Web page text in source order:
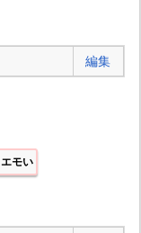
編集
エモい